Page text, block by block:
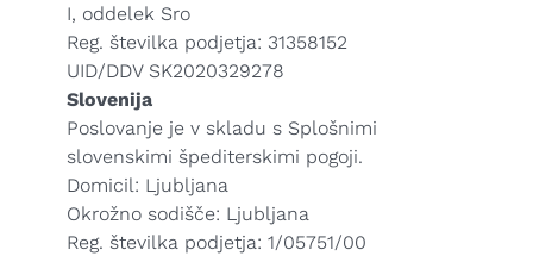
I, oddelek Sro
Reg. številka podjetja: 31358152
UID/DDV SK2020329278
Slovenija
Poslovanje je v skladu s Splošnimi
slovenskimi špediterskimi pogoji.
Domicil: Ljubljana
Okrožno sodišče: Ljubljana
Reg. številka podjetja: 1/05751/00